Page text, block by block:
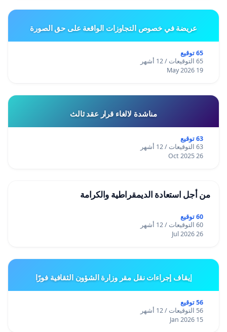
عريضة في خصوص التجاوزات الواقعة على حق الصورة
65 توقيع
65 التوقيعات / 12 أشهر
19 May 2026
مناشدة لالغاء قرار عقد ثالث
63 توقيع
63 التوقيعات / 12 أشهر
26 Oct 2025
من أجل استعادة الديمقراطية والكرامة
60 توقيع
60 التوقيعات / 12 أشهر
26 Jul 2026
إيقاف إجراءات نقل مقر وزارة الشؤون الثقافية فورًا
56 توقيع
56 التوقيعات / 12 أشهر
15 Jan 2026